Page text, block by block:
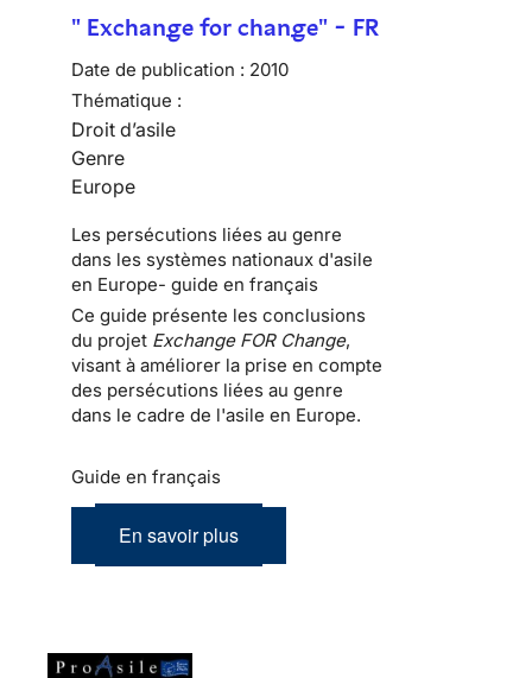
" Exchange for change" - FR
Date de publication : 2010
Thématique :
Droit d’asile
Genre
Europe
Les persécutions liées au genre
dans les systèmes nationaux d'asile
en Europe- guide en français
Ce guide présente les conclusions
du projet Exchange FOR Change,
visant à améliorer la prise en compte
des persécutions liées au genre
dans le cadre de l'asile en Europe.
Guide en français
En savoir plus